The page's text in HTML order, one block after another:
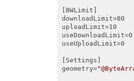
[BWLimit]
downloadLimit=80
uploadLimit=10
useDownloadLimit=0
useUploadLimit=0
[Settings]
geometry=